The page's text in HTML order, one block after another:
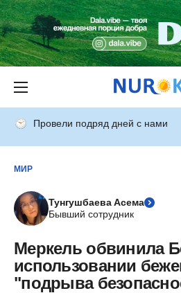
Провели подряд дней с нами
МИР
Тунгушбаева Асема
Бывший сотрудник
Меркель обвинила
использовании
"подрыва